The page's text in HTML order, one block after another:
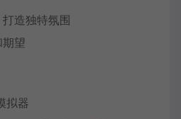
造独特氛围
望
拟器